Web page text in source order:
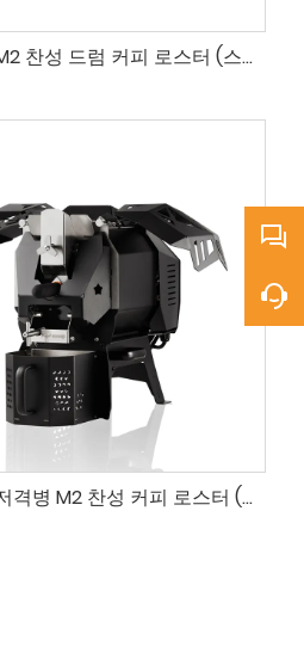
칼레이도 M2 찬성 드럼 커피 로스터 (스페셜티 커피용, 400g, 아티산 용량)
칼레이도 저격병 M2 찬성 커피 로스터 (가정 및 샘플용, 50g~400g 용량)